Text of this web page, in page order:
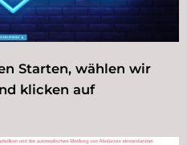
Starten, wählen wir
klicken auf